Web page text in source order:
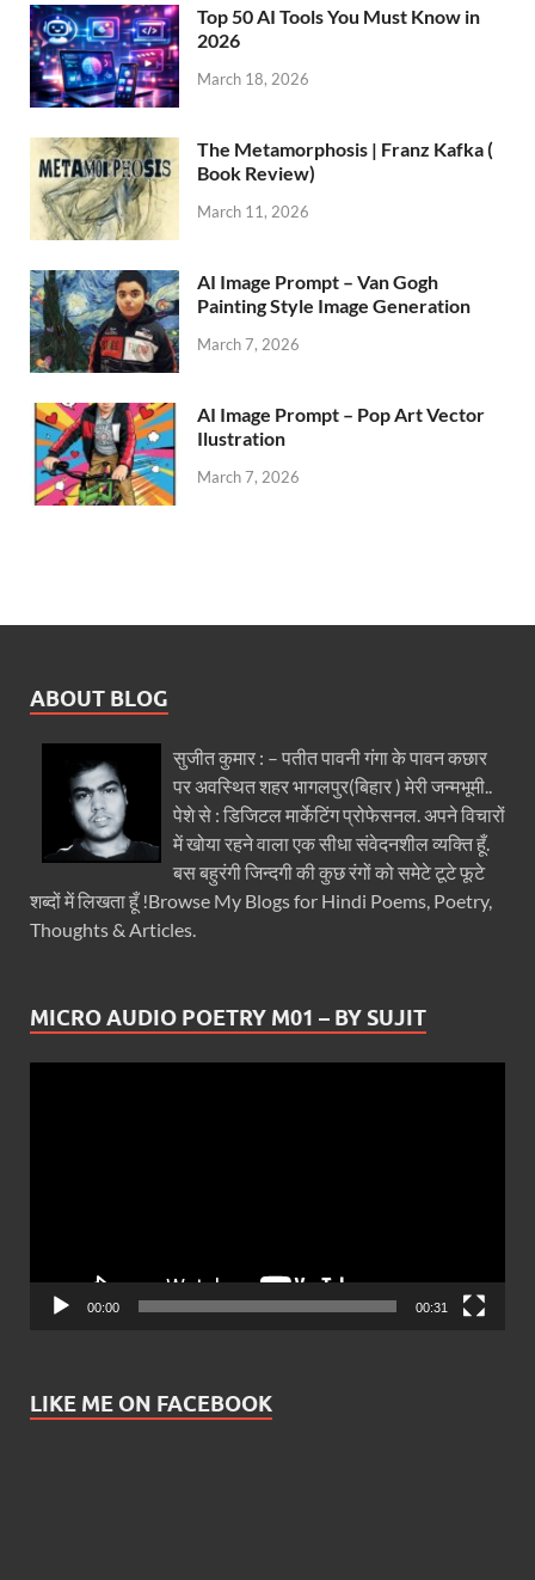
Top 50 AI Tools You Must Know in
2026
March 18, 2026
The Metamorphosis | Franz Kafka (
Book Review)
March 11, 2026
AI Image Prompt – Van Gogh
Painting Style Image Generation
March 7, 2026
AI Image Prompt – Pop Art Vector
Ilustration
March 7, 2026
ABOUT BLOG
सुजीत कुमार : – पतीत पावनी गंगा के पावन कछार
पर अवस्थित शहर भागलपुर(बिहार ) मेरी जन्मभूमी..
पेशे से : डिजिटल मार्केटिंग प्रोफेसनल. अपने विचारों
में खोया रहने वाला एक सीधा संवेदनशील व्यक्ति हूँ.
बस बहुरंगी जिन्दगी की कुछ रंगों को समेटे टूटे फूटे
शब्दों में लिखता हूँ !Browse My Blogs for Hindi Poems, Poetry,
Thoughts & Articles.
MICRO AUDIO POETRY M01 – BY SUJIT
00:00 00:31
LIKE ME ON FACEBOOK